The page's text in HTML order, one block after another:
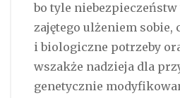
bo tyle niebezpieczeństw
zajętego ulżeniem sobie,
i biologiczne potrzeby
wszakże nadzieja dla
genetycznie